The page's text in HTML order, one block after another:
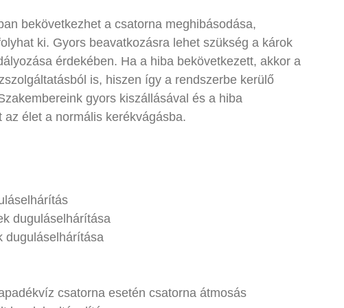
bekövetkezhet a csatorna meghibásodása,
ki. Gyors beavatkozásra lehet szükség a károk
érdekében. Ha a hiba bekövetkezett, akkor a
is, hiszen így a rendszerbe kerülő
gyors kiszállásával és a hiba
élet a normális kerékvágásba.
duguláselhárítása
duguláselhárítása
csatorna esetén csatorna átmosás